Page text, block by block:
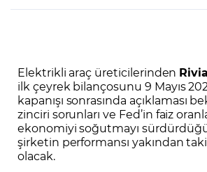
Elektrikli araç üreticilerinden
ilk çeyrek bilançosunu 9 Mayıs
kapanışı sonrasında açıklaması
zinciri sorunları ve Fed’in faiz
ekonomiyi soğutmayı
şirketin performansı yakından
olacak.